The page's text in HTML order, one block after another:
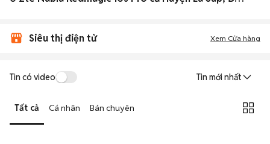
Siêu thị điện tử Xem Cửa hàng
Tin có video Tin mới nhất
Tất cả Cá nhân Bán chuyên